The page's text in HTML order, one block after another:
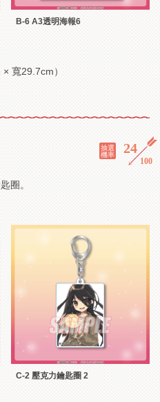
B-6 A3透明海報6
寬29.7cm）
抽選
機率
24
／ 100
圈。
C-2 壓克力鑰匙圈 2